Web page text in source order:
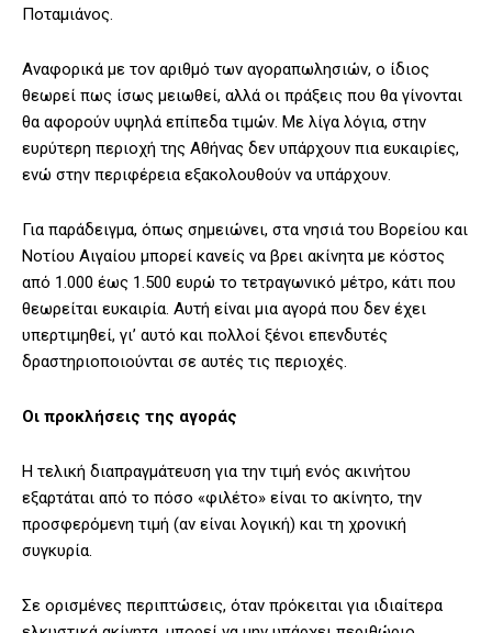
Ποταμιάνος.
Αναφορικά με τον αριθμό των αγοραπωλησιών, ο ίδιος
θεωρεί πως ίσως μειωθεί, αλλά οι πράξεις που θα γίνονται
θα αφορούν υψηλά επίπεδα τιμών. Με λίγα λόγια, στην
ευρύτερη περιοχή της Αθήνας δεν υπάρχουν πια ευκαιρίες,
ενώ στην περιφέρεια εξακολουθούν να υπάρχουν.
Για παράδειγμα, όπως σημειώνει, στα νησιά του Βορείου και
Νοτίου Αιγαίου μπορεί κανείς να βρει ακίνητα με κόστος
από 1.000 έως 1.500 ευρώ το τετραγωνικό μέτρο, κάτι που
θεωρείται ευκαιρία. Αυτή είναι μια αγορά που δεν έχει
υπερτιμηθεί, γι’ αυτό και πολλοί ξένοι επενδυτές
δραστηριοποιούνται σε αυτές τις περιοχές.
Οι προκλήσεις της αγοράς
Η τελική διαπραγμάτευση για την τιμή ενός ακινήτου
εξαρτάται από το πόσο «φιλέτο» είναι το ακίνητο, την
προσφερόμενη τιμή (αν είναι λογική) και τη χρονική
συγκυρία.
Σε ορισμένες περιπτώσεις, όταν πρόκειται για ιδιαίτερα